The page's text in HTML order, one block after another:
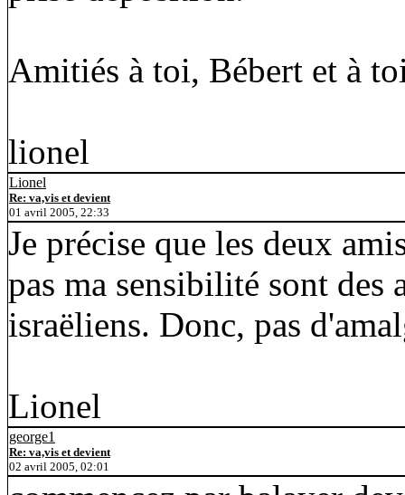
Amitiés à toi, Bébert et à
lionel
Lionel
Re: va,vis et devient
01 avril 2005, 22:33
Je précise que les deux
pas ma sensibilité sont des
israëliens. Donc, pas
Lionel
george1
Re: va,vis et devient
02 avril 2005, 02:01